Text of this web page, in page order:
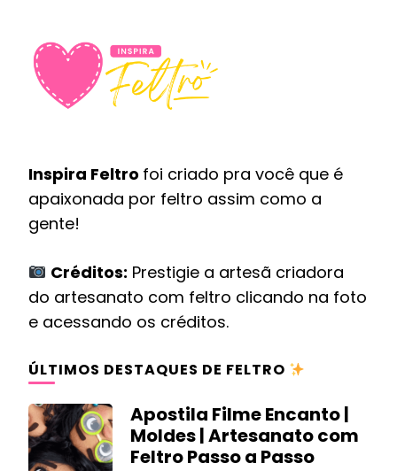
Inspira Feltro foi criado pra você que é
apaixonada por feltro assim como a
gente!
Créditos: Prestigie a artesã criadora
do artesanato com feltro clicando na foto
e acessando os créditos.
ÚLTIMOS DESTAQUES DE FELTRO
Apostila Filme Encanto |
Moldes | Artesanato com
Feltro Passo a Passo